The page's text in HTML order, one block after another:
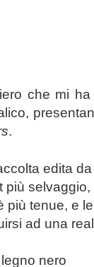
che mi
.
edita da
più
più tenue, e
ad una
nero